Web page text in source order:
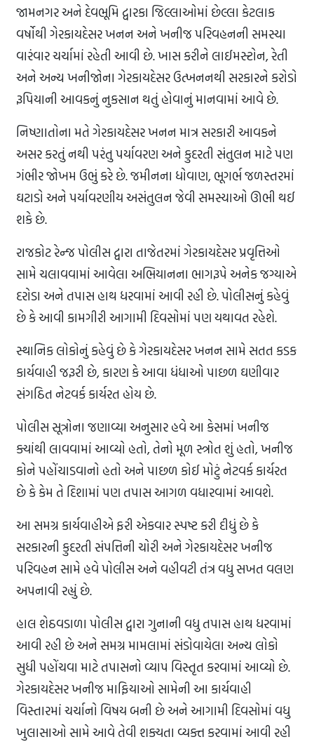
જામનગર અને દેવભૂમિ દ્વારકા જિલ્લાઓમાં છેલ્લા કેટલાક
વર્ષોથી ગેરકાયદેસર ખનન અને ખનીજ પરિવહનની સમસ્યા
વારંવાર ચર્ચામાં રહેતી આવી છે. ખાસ કરીને લાઈમસ્ટોન, રેતી
અને અન્ય ખનીજોના ગેરકાયદેસર ઉત્ખનનથી સરકારને કરોડો
રૂપિયાની આવકનું નુકસાન થતું હોવાનું માનવામાં આવે છે.
નિષ્ણાતોના મતે ગેરકાયદેસર ખનન માત્ર સરકારી આવકને
અસર કરતું નથી પરંતુ પર્યાવરણ અને કુદરતી સંતુલન માટે પણ
ગંભીર જોખમ ઉભું કરે છે. જમીનના ધોવાણ, ભૂગર્ભ જળસ્તરમાં
ઘટાડો અને પર્યાવરણીય અસંતુલન જેવી સમસ્યાઓ ઊભી થઈ
શકે છે.
રાજકોટ રેન્જ પોલીસ દ્વારા તાજેતરમાં ગેરકાયદેસર પ્રવૃત્તિઓ
સામે ચલાવવામાં આવેલા અભિયાનના ભાગરૂપે અનેક જગ્યાએ
દરોડા અને તપાસ હાથ ધરવામાં આવી રહી છે. પોલીસનું કહેવું
છે કે આવી કામગીરી આગામી દિવસોમાં પણ યથાવત રહેશે.
સ્થાનિક લોકોનું કહેવું છે કે ગેરકાયદેસર ખનન સામે સતત કડક
કાર્યવાહી જરૂરી છે, કારણ કે આવા ધંધાઓ પાછળ ઘણીવાર
સંગઠિત નેટવર્ક કાર્યરત હોય છે.
પોલીસ સૂત્રોના જણાવ્યા અનુસાર હવે આ કેસમાં ખનીજ
ક્યાંથી લાવવામાં આવ્યો હતો, તેનો મૂળ સ્ત્રોત શું હતો, ખનીજ
કોને પહોંચાડવાનો હતો અને પાછળ કોઈ મોટું નેટવર્ક કાર્યરત
છે કે કેમ તે દિશામાં પણ તપાસ આગળ વધારવામાં આવશે.
આ સમગ્ર કાર્યવાહીએ ફરી એકવાર સ્પષ્ટ કરી દીધું છે કે
સરકારની કુદરતી સંપત્તિની ચોરી અને ગેરકાયદેસર ખનીજ
પરિવહન સામે હવે પોલીસ અને વહીવટી તંત્ર વધુ સખત વલણ
અપનાવી રહ્યું છે.
હાલ શેઠવડાળા પોલીસ દ્વારા ગુનાની વધુ તપાસ હાથ ધરવામાં
આવી રહી છે અને સમગ્ર મામલામાં સંડોવાયેલા અન્ય લોકો
સુધી પહોંચવા માટે તપાસનો વ્યાપ વિસ્તૃત કરવામાં આવ્યો છે.
ગેરકાયદેસર ખનીજ માફિયાઓ સામેની આ કાર્યવાહી
વિસ્તારમાં ચર્ચાનો વિષય બની છે અને આગામી દિવસોમાં વધુ
ખુલાસાઓ સામે આવે તેવી શક્યતા વ્યક્ત કરવામાં આવી રહી